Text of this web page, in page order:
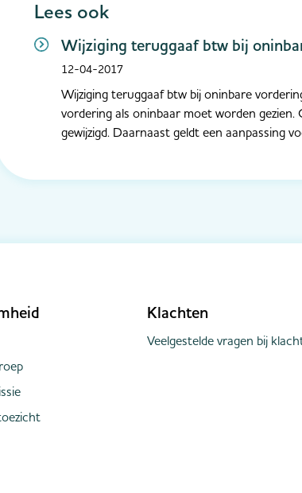
Lees ook
Wijziging teruggaaf btw bij
12-04-2017
Wijziging teruggaaf btw bij oninbare
vordering als oninbaar moet worden
gewijzigd. Daarnaast geldt een aanpassing
Klachten
Veelgestelde vragen bij